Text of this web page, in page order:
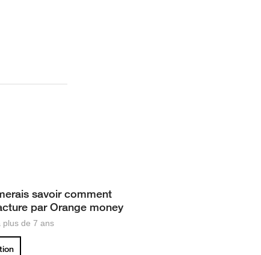
savoir comment
par Orange money
plus de 7 ans